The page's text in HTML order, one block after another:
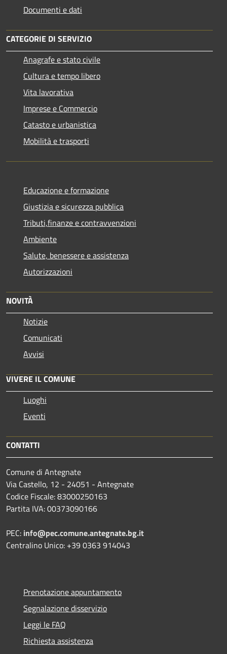
Documenti e dati
CATEGORIE DI SERVIZIO
Anagrafe e stato civile
Cultura e tempo libero
Vita lavorativa
Imprese e Commercio
Catasto e urbanistica
Mobilità e trasporti
Educazione e formazione
Giustizia e sicurezza pubblica
Tributi,finanze e contravvenzioni
Ambiente
Salute, benessere e assistenza
Autorizzazioni
NOVITÀ
Notizie
Comunicati
Avvisi
VIVERE IL COMUNE
Luoghi
Eventi
CONTATTI
Comune di Antegnate
Via Castello, 12 - 24051 - Antegnate
Codice Fiscale: 83000250163
Partita IVA: 00373090166
PEC: info@pec.comune.antegnate.bg.it
Centralino Unico: +39 0363 914043
Prenotazione appuntamento
Segnalazione disservizio
Leggi le FAQ
Richiesta assistenza